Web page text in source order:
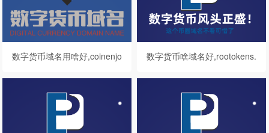
数字货币域名用啥好,coinenjo
数字货币啥域名好,rootokens.